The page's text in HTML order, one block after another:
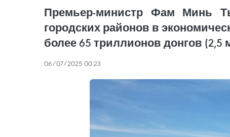
Премьер-министр Фам Минь
городских районов в
более 65 триллионов донгов
06/07/2025 00:23